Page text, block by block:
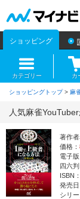
ショッピング
カテゴリー カ
ショッピングトップ> 麻
人気麻雀
著作者
価格：
電子版
四六
ISBN
発売
シリ